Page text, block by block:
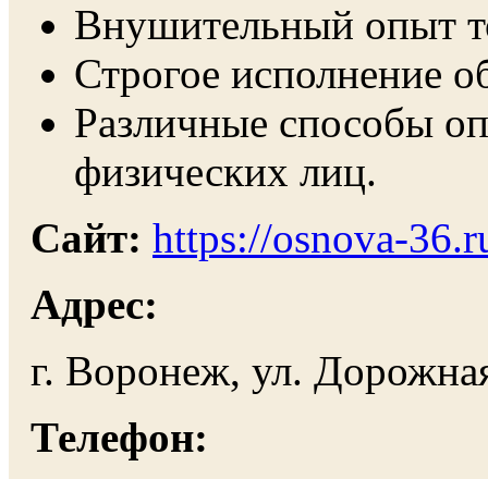
Внушительный опыт
Строгое исполнение
Различные способы
физических лиц.
Сайт: https://osnova-
Адрес:
г. Воронеж, ул.
Телефон: